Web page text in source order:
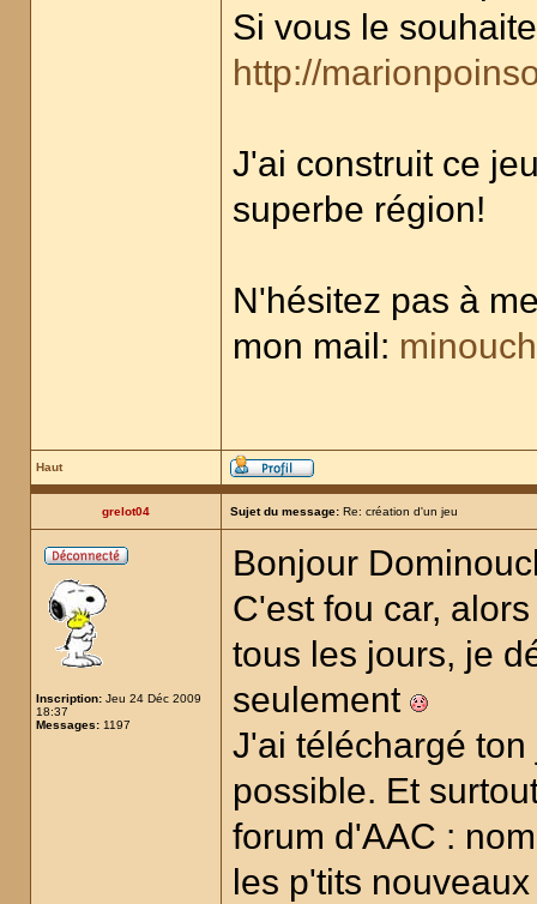
Si vous le
http://
J'ai construit ce
superbe région!
N'hésitez pas à
mon mail:
Haut
grelot04 Sujet du message: Re: création d'un jeu
Inscription: Jeu 24 Déc 2009
18:37
Messages: 1197
Bonjour
C'est fou car,
tous les jours, je
seulement
J'ai téléchargé
possible. Et
forum d'AAC :
les p'tits